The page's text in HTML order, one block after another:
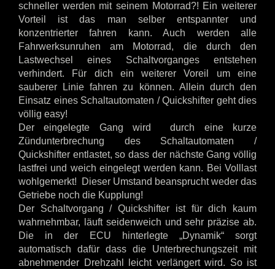
schneller werden mit seinem Motorrad?! Ein weiterer
Vorteil ist das man selber entspannter und
konzentrierter fahren kann. Auch werden alle
Fahrwerksunruhen am Motorrad, die durch den
Lastwechsel eines Schaltvorganges entstehen
verhindert. Für dich ein weiterer Voreil um eine
sauberer Linie fahren zu können. Allein durch den
Einsatz eines Schaltautomaten / Quickshifter geht dies
völlig easy!
Der eingelegte Gang wird durch eine kurze
Zündunterbrechung des Schaltautomaten /
Quickshifter entlastet, so dass der nächste Gang völlig
lastfrei und weich eingelegt werden kann. Bei Volllast
wohlgemerkt! Dieser Umstand beansprucht weder das
Getriebe noch die Kupplung!
Der Schaltvorgang / Quickshifter ist für dich kaum
wahrnehmbar, läuft seidenweich und sehr präzise ab.
Die in der ECU hinterlegte „Dynamik“ sorgt
automatisch dafür dass die Unterbrechungszeit mit
abnehmender Drehzahl leicht verlängert wird. So ist